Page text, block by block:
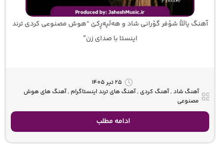
آهنگ یاڵڵا شۆفر گۆرانی شاد و هەڵپەڕکێ “هوش مصنوعی کردی ترند
اینستا با صدای زن”
۲۵ تیر ۱۴۰۵
آهنگ شاد , آهنگ کردی , آهنگ های ترند اینستاگرام , آهنگ های هوش
مصنوعی
ادامه مطلب